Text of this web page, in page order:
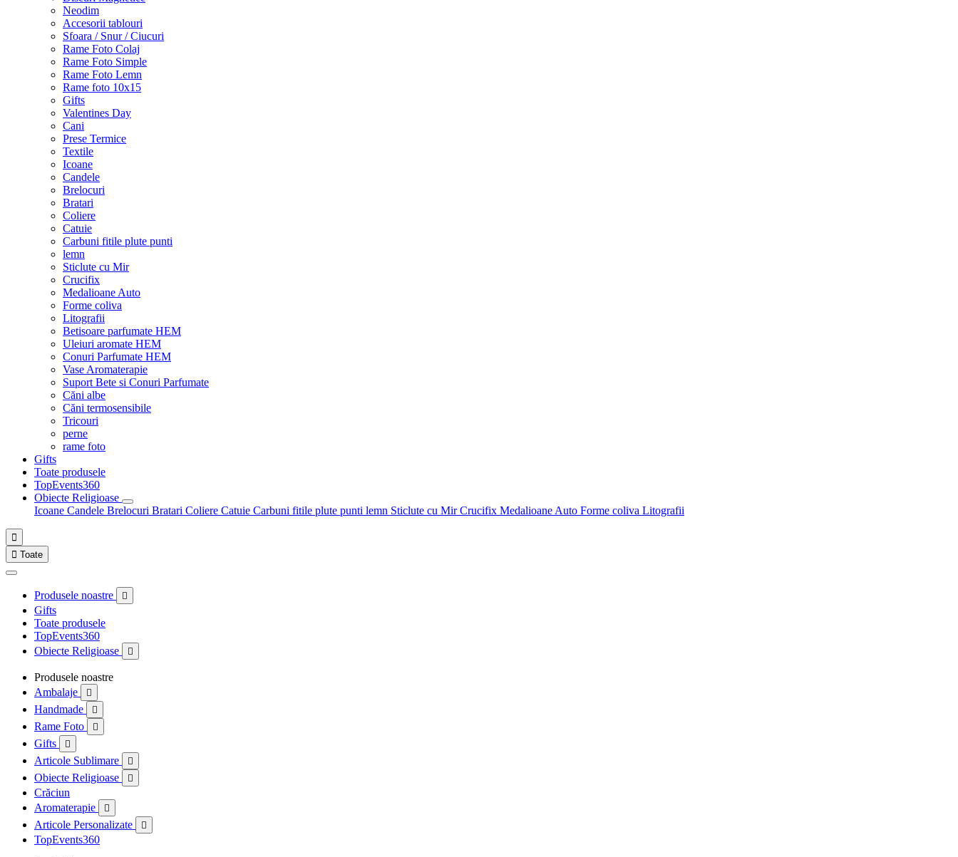
Neodim
Accesorii tablouri
Sfoara / Snur / Ciucuri
Rame Foto Colaj
Rame Foto Simple
Rame Foto Lemn
Rame foto 10x15
Gifts
Valentines Day
Cani
Prese Termice
Textile
Icoane
Candele
Brelocuri
Bratari
Coliere
Catuie
Carbuni fitile plute punti
lemn
Sticlute cu Mir
Crucifix
Medalioane Auto
Forme coliva
Litografii
Betisoare parfumate HEM
Uleiuri aromate HEM
Conuri Parfumate HEM
Vase Aromaterapie
Suport Bete si Conuri Parfumate
Căni albe
Căni termosensibile
Tricouri
perne
rame foto
Gifts
Toate produsele
TopEvents360
Obiecte Religioase
Icoane Candele Brelocuri Bratari Coliere Catuie Carbuni fitile plute punti lemn Sticlute cu MirCrucifix Medalioane Auto Forme coliva Litografii

 Toate
Produsele noastre 
Gifts
Toate produsele
TopEvents360
Obiecte Religioase

Produsele noastre
Ambalaje

Handmade 
Rame Foto 
Gifts 
Articole Sublimare 
Obiecte Religioase 
Crăciun
Aromaterapie

Articole Personalizate 
TopEvents360